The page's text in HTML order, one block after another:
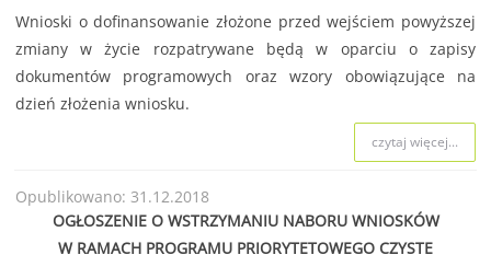
Wnioski o dofinansowanie złożone przed wejściem powyższej
zmiany w życie rozpatrywane będą w oparciu o zapisy
dokumentów programowych oraz wzory obowiązujące na
dzień złożenia wniosku.
czytaj więcej...
Opublikowano: 31.12.2018
OGŁOSZENIE O WSTRZYMANIU NABORU WNIOSKÓW
W RAMACH PROGRAMU PRIORYTETOWEGO CZYSTE